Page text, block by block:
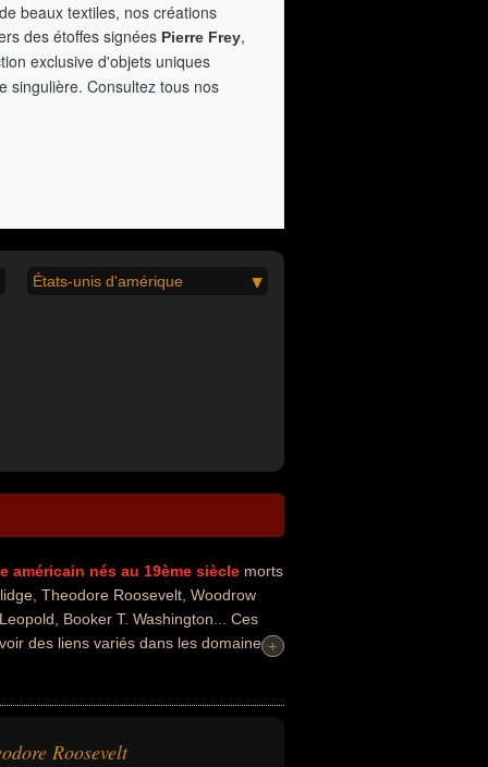
beaux textiles, nos créations
des étoffes signées Pierre Frey,
exclusive d'objets uniques
singulière. Consultez tous nos
États-unis d'amérique
américain nés au 19ème siècle morts
Theodore Roosevelt, Woodrow
Booker T. Washington... Ces
des liens variés dans les domaines+
+
Roosevelt